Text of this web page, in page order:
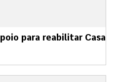
para reabilitar Casa